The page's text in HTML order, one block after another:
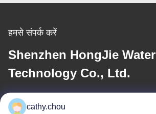
हमसे संपर्क करें
Shenzhen HongJie Water
Technology Co., Ltd.
ई-मेल
cathy.chou